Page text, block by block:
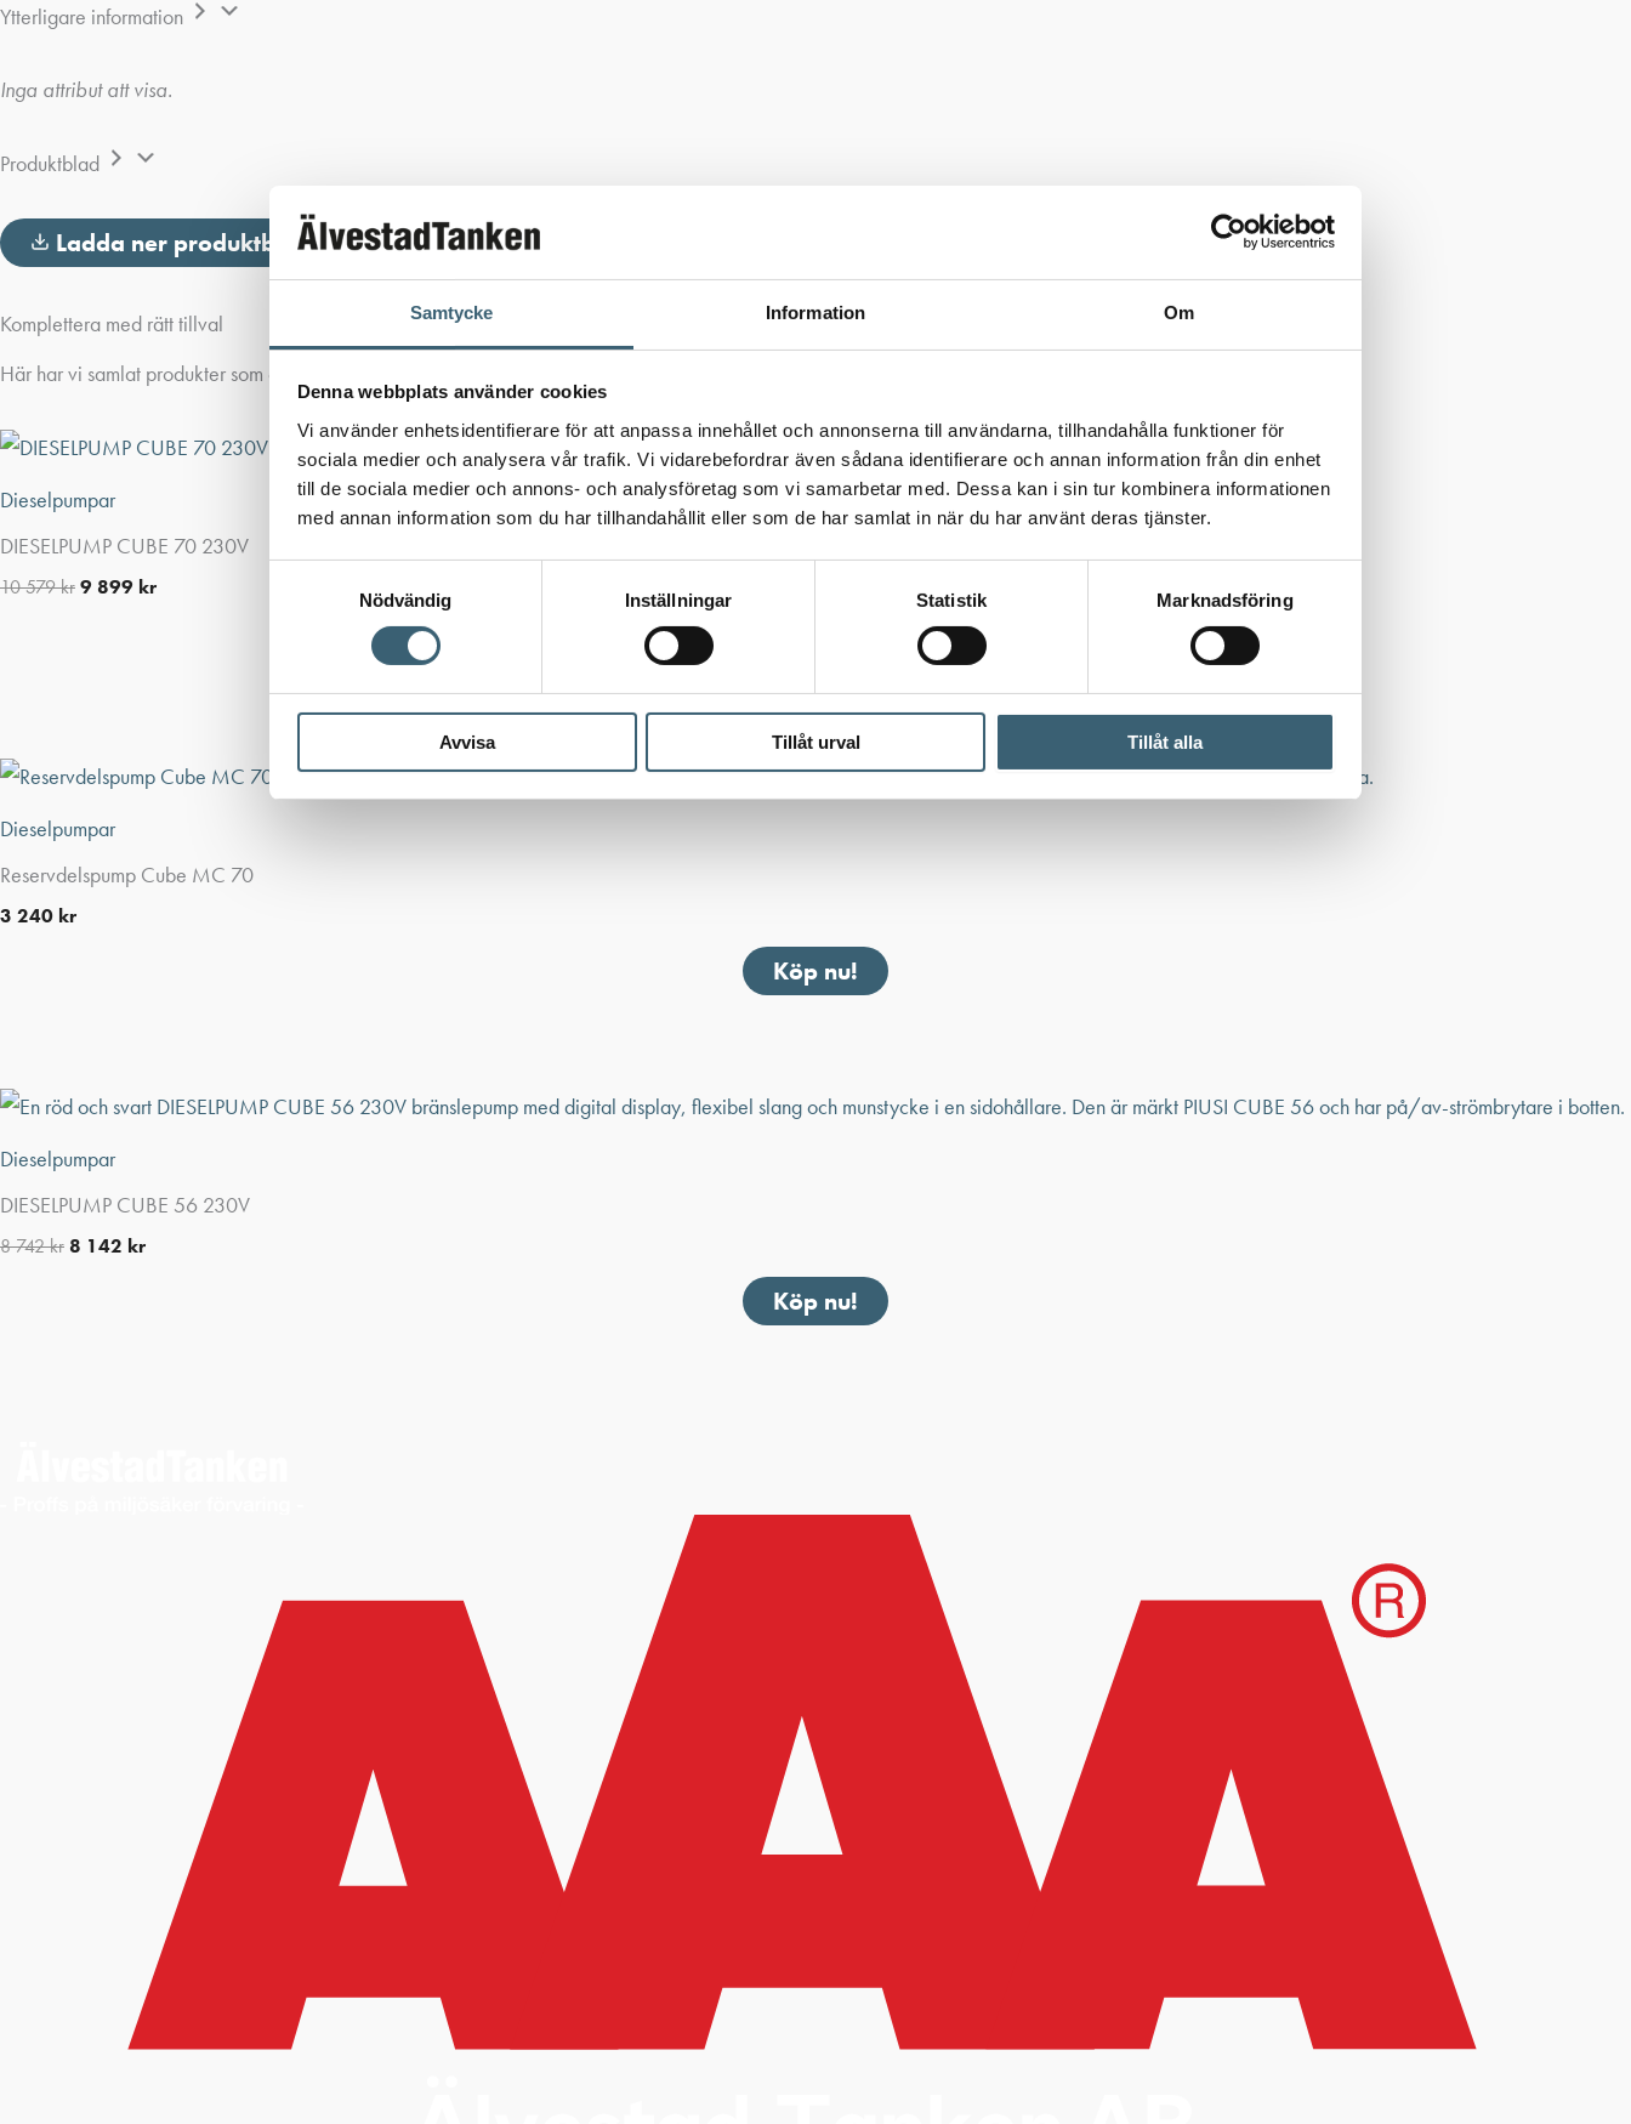
Samtycke Information Om
Denna webbplats använder cookies
Vi använder enhetsidentifierare för att anpassa innehållet och annonserna till användarna, tillhandahålla funktioner för
sociala medier och analysera vår trafik. Vi vidarebefordrar även sådana identifierare och annan information från din enhet
till de sociala medier och annons- och analysföretag som vi samarbetar med. Dessa kan i sin tur kombinera informationen
med annan information som du har tillhandahållit eller som de har samlat in när du har använt deras tjänster.
Nödvändig
Inställningar Statistik Marknadsföring
Avvisa Tillåt urval Tillåt alla
Ytterligare information
Inga attribut att visa.
Produktblad
Ladda ner produktblad
Komplettera med rätt tillval
Här har vi samlat produkter som ofta passar bra ihop med det du tittar på – för en mer komplett lösning.
Dieselpumpar
DIESELPUMP CUBE 70 230V
10 579kr9 899 kr
Dieselpumpar
Reservdelspump Cube MC 70
3 240 kr
Köp nu!
Dieselpumpar
DIESELPUMP CUBE 56 230V
8 742kr 8 142 kr
Köp nu!